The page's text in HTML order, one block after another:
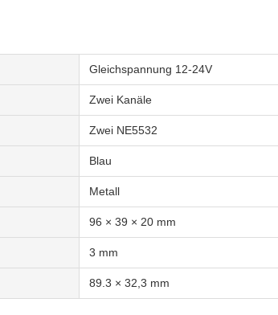
Gleichspannung 12-24V
Zwei Kanäle
Zwei NE5532
Blau
Metall
96 × 39 × 20 mm
3 mm
89.3 × 32,3 mm